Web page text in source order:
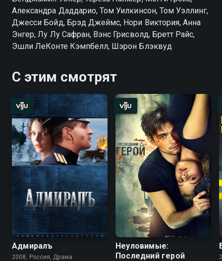
Александра Даддарио, Том Уилкинсон, Том Уэллинг,
Джесси Бойд, Брэд Джеймс, Нори Виктория, Анна
Энгер, Лу Лу Сафран, Вэнс Грисволд, Бретт Райс,
Эшли ЛеКонте Кэмпбелл, Шэрон Блэквуд
С этим смотрят
Адмиралъ
2008, Россия, Драма
Неуловимые:
Последний герой